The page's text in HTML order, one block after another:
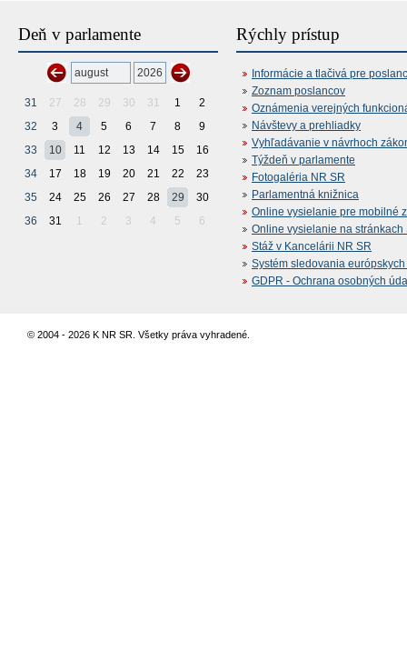
Deň v parlamente
31 27 28 29 30 31 1
2
32
3 4 5 6 7 8
9
33
10 11 12 13 14 15
16
34
17 18 19 20 21 22
23
35
24 25 26 27 28 29
30
36
31 1 2 3 4 5 6
Rýchly prístup
Informácie a tlačivá pre
Zoznam poslancov
Oznámenia verejných
Návštevy a prehliadky
Vyhľadávanie v návrhoch
Týždeň v parlamente
Fotogaléria NR SR
Parlamentná knižnica
Online vysielanie pre mobilné
Online vysielanie na stránkach
Stáž v Kancelárii NR SR
Systém sledovania
GDPR - Ochrana osobných
© 2004 - 2026 K NR SR. Všetky práva vyhradené.